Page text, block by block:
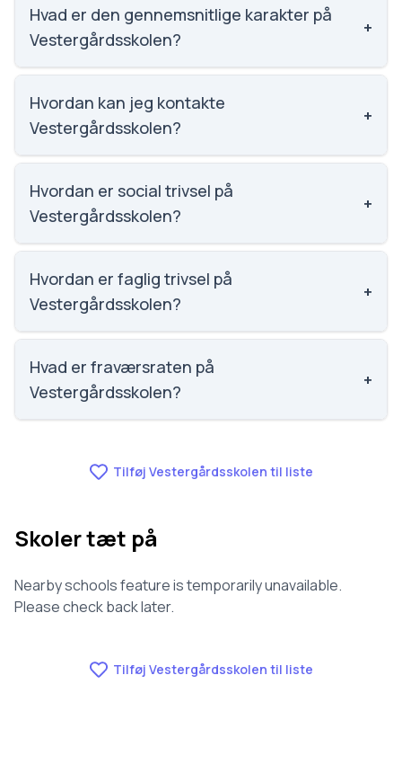
nummer 708 ud af 3143 skoler.
Hvad er den gennemsnitlige karakter på
Vestergårdsskolen?
+
Karaktergennemsnittet på Vestergårdsskolen er
7.7, nummer 500 ud af 3143 skoler.
Hvordan kan jeg kontakte
Vestergårdsskolen?
+
Email: ves@mbu.aarhus.dk. Telefon: 8713 9900.
Adresse: Vestergårdsskolen Nordbyvej 25, 8260
Viby J. Skoleleder: Dorthe Kjærulff Christensen.
Hvordan er social trivsel på
Vestergårdsskolen?
+
Social trivsel på Vestergårdsskolen er 3.9 ud af 5,
nummer 949 ud af 3143 skoler. Scoren er baseret på
elevernes egne besvarelser.
Hvordan er faglig trivsel på
Vestergårdsskolen?
+
Faglig trivsel på Vestergårdsskolen er 3.7 ud af 5,
nummer 346 ud af 3143 skoler. Scoren er baseret på
elevernes egne besvarelser.
Hvad er fraværsraten på
Vestergårdsskolen?
+
Tilføj Vestergårdsskolen til liste
Skoler tæt på
Nearby schools feature is temporarily unavailable.
Please check back later.
Tilføj Vestergårdsskolen til liste